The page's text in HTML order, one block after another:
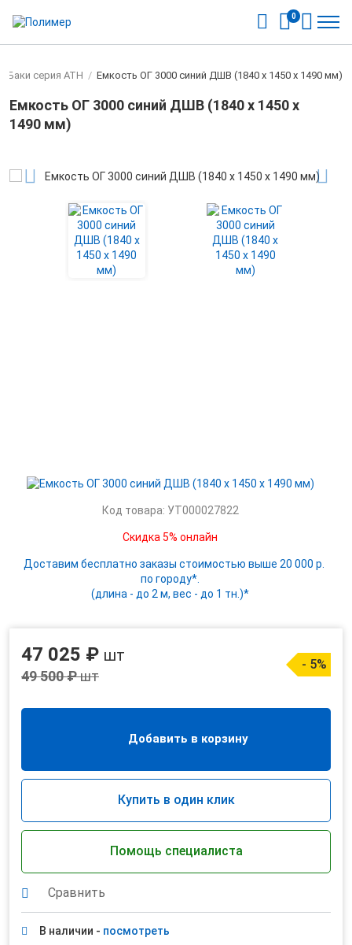
0
Баки серия ATH / Емкость ОГ 3000 синий ДШВ (1840 x 1450 x 1490 мм)
Емкость ОГ 3000 синий ДШВ (1840 x 1450 x
1490 мм)
Код товара: УТ000027822
Скидка 5% онлайн
Доставим бесплатно заказы стоимостью выше 20 000 р.
по городу*.
(длина - до 2 м, вес - до 1 тн.)*
47 025 ₽ шт
49 500 ₽шт
- 5%
Добавить в корзину
Купить в один клик
Помощь специалиста
Сравнить
В наличии - посмотреть